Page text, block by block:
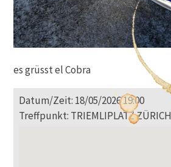
es grüsst el Cobra
Datum/Zeit: 18/05/2026 19:00
Treffpunkt: TRIEMLIPLATZ ZÜRICH